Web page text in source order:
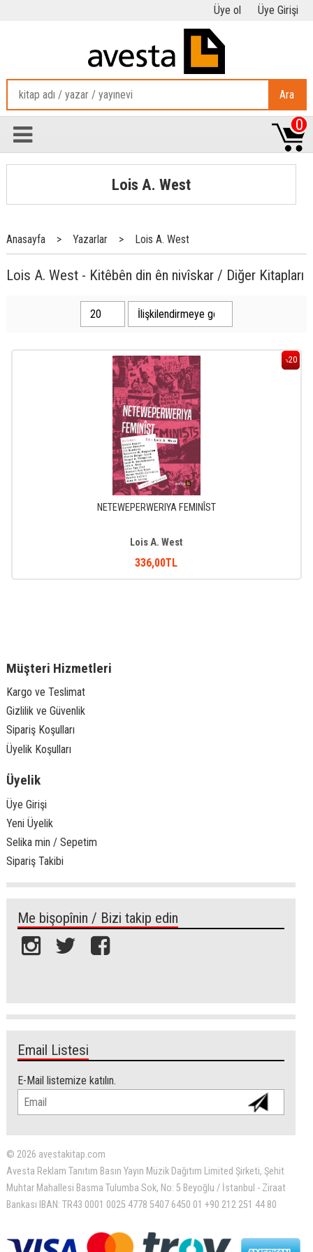
Üye ol Üye Girişi
Ara
0
Lois A. West
Anasayfa > Yazarlar > Lois A. West
Lois A. West - Kitêbên din ên nivîskar / Diğer Kitapları
%20
NETEWEPERWERIYA FEMINÎST
Lois A. West
336,00TL
Müşteri Hizmetleri
Kargo ve Teslimat
Gizlilik ve Güvenlik
Sipariş Koşulları
Üyelik Koşulları
Üyelik
Üye Girişi
Yeni Üyelik
Selika min / Sepetim
Sipariş Takibi
Me bişopînin / Bizi takip edin
Email Listesi
E-Mail listemize katılın.
© 2026 avestakitap.com
Avesta Reklam Tanıtım Basın Yayın Müzik Dağıtım Limited Şirketi, Şehit
Muhtar Mahallesi Basma Tulumba Sok, No: 5 Beyoğlu / İstanbul - Ziraat
Bankası IBAN: TR43 0001 0025 4778 5407 6450 01 +90 212 251 44 80